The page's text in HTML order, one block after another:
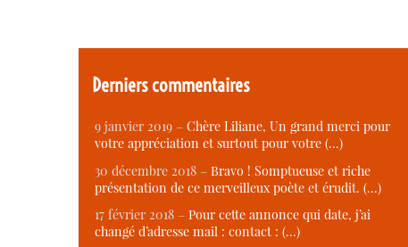
Derniers commentaires
9 janvier 2019 – Chère Liliane, Un grand merci pour
votre appréciation et surtout pour votre (…)
30 décembre 2018 – Bravo ! Somptueuse et riche
présentation de ce merveilleux poète et érudit. (…)
17 février 2018 – Pour cette annonce qui date, j’ai
changé d’adresse mail : contact : (…)